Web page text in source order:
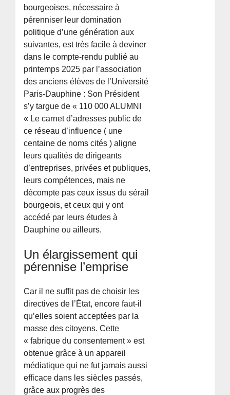
bourgeoises, nécessaire à
pérenniser leur domination
politique d’une génération aux
suivantes, est très facile à deviner
dans le compte-rendu publié au
printemps 2025 par l’association
des anciens élèves de l’Université
Paris-Dauphine : Son Président
s’y targue de « 110 000 ALUMNI
« Le carnet d’adresses public de
ce réseau d’influence ( une
centaine de noms cités ) aligne
leurs qualités de dirigeants
d’entreprises, privées et publiques,
leurs compétences, mais ne
décompte pas ceux issus du sérail
bourgeois, et ceux qui y ont
accédé par leurs études à
Dauphine ou ailleurs.
Un élargissement qui
pérennise l’emprise
Car il ne suffit pas de choisir les
directives de l’État, encore faut-il
qu’elles soient acceptées par la
masse des citoyens. Cette
« fabrique du consentement » est
obtenue grâce à un appareil
médiatique qui ne fut jamais aussi
efficace dans les siècles passés,
grâce aux progrès des